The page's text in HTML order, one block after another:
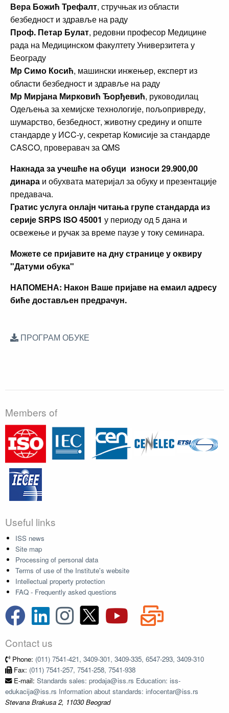
Вера Божић Трефалт, стручњак из области
безбедност и здравље на раду
Проф. Петар Булат, редовни професор Медицине
рада на Медицинском факултету Универзитета у
Београду
Мр Симо Косић, машински инжењер, експерт из
области безбедност и здравље на раду
Мр Мирјана Мирковић Ђорђевић, руководилац
Одељења за хемијске технологије, пољопривреду,
шумарство, безбедност, животну средину и опште
стандарде у ИCC-у, секретар Комисије за стандарде
CASCO, проверавач за QMS
Накнада за учешће на обуци износи 29.900,00
динара и обухвата материјал за обуку и презентације
предавача.
Гратис услуга онлајн читања групе стандарда из
серије SRPS ISO 45001 у периоду од 5 дана и
освежење и ручак за време паузе у току семинара.
Можете се пријавите на дну странице у оквиру
"Датуми обука"
НАПОМЕНА: Након Ваше пријаве на емаил адресу
биће достављен предрачун.
ПРОГРАМ ОБУКЕ
Members of
Useful links
ISS news
Site map
Processing of personal data
Terms of use of the Institute's website
Intellectual property protection
FAQ - Frequently asked questions
Contact us
Phone: (011) 7541-421, 3409-301, 3409-335, 6547-293, 3409-310
Fax: (011) 7541-257, 7541-258, 7541-938
E-mail: Standards sales: prodaja@iss.rs Education: iss-
edukacija@iss.rs Information about standards: infocentar@iss.rs
Stevana Brakusa 2, 11030 Beograd